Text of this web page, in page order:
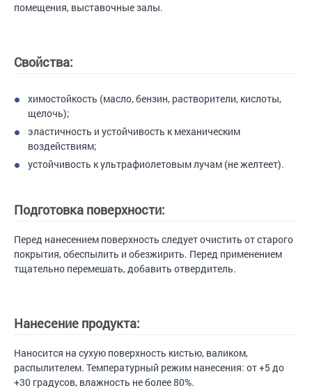
помещения, выставочные залы.
Свойства:
химостойкость (масло, бензин, растворители, кислоты,
щелочь);
эластичность и устойчивость к механическим
воздействиям;
устойчивость к ультрафиолетовым лучам (не желтеет).
Подготовка поверхности:
Перед нанесением поверхность следует очистить от старого
покрытия, обеспылить и обезжирить. Перед применением
тщательно перемешать, добавить отвердитель.
Нанесение продукта:
Наносится на сухую поверхность кистью, валиком,
распылителем. Температурный режим нанесения: от +5 до
+30 градусов, влажность не более 80%.